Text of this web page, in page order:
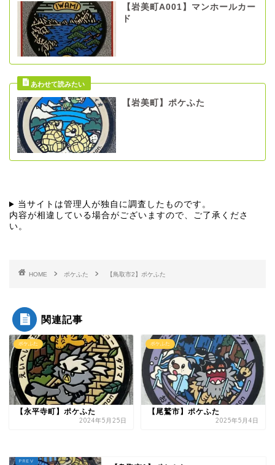
【岩美町A001】マンホールカー
ド
【岩美町】ポケふた
当サイトは管理人が独自に調査したものです。
内容が相違している場合がございますので、ご了承くださ
い。
HOME ポケふた 【鳥取市2】ポケふた
関連記事
ポケふた
【永平寺町】ポケふた
2024年5月25日
ポケふた
【尾鷲市】ポケふた
2025年5月4日